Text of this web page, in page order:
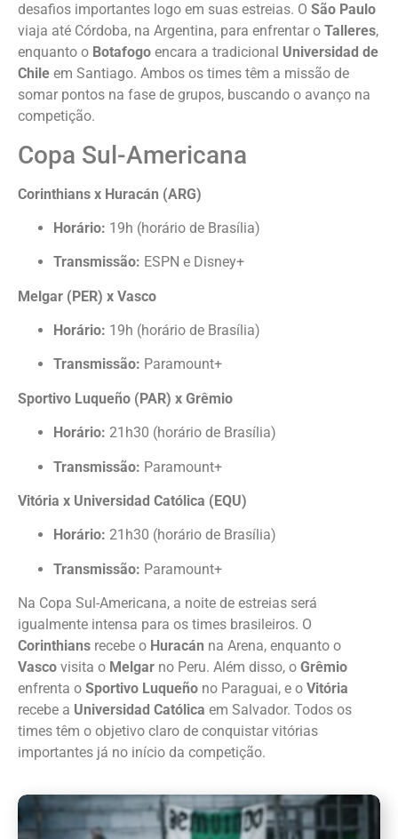
desafios importantes logo em suas estreias. O São Paulo
viaja até Córdoba, na Argentina, para enfrentar o Talleres,
enquanto o Botafogo encara a tradicional Universidad de
Chile em Santiago. Ambos os times têm a missão de
somar pontos na fase de grupos, buscando o avanço na
competição.
Copa Sul-Americana
Corinthians x Huracán (ARG)
Horário: 19h (horário de Brasília)
Transmissão: ESPN e Disney+
Melgar (PER) x Vasco
Horário: 19h (horário de Brasília)
Transmissão: Paramount+
Sportivo Luqueño (PAR) x Grêmio
Horário: 21h30 (horário de Brasília)
Transmissão: Paramount+
Vitória x Universidad Católica (EQU)
Horário: 21h30 (horário de Brasília)
Transmissão: Paramount+
Na Copa Sul-Americana, a noite de estreias será
igualmente intensa para os times brasileiros. O
Corinthians recebe o Huracán na Arena, enquanto o
Vasco visita o Melgar no Peru. Além disso, o Grêmio
enfrenta o Sportivo Luqueño no Paraguai, e o Vitória
recebe a Universidad Católica em Salvador. Todos os
times têm o objetivo claro de conquistar vitórias
importantes já no início da competição.